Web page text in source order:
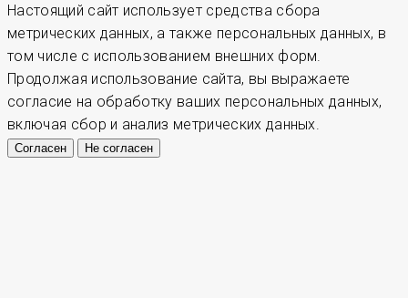
Настоящий сайт использует средства сбора
метрических данных, а также персональных данных, в
том числе с использованием внешних форм.
Продолжая использование сайта, вы выражаете
согласие на обработку ваших персональных данных,
включая сбор и анализ метрических данных.
Согласен Не согласен